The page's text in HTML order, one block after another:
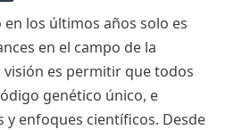
los últimos años solo es
en el campo de la
es permitir que todos
genético único, e
y enfoques científicos. Desde